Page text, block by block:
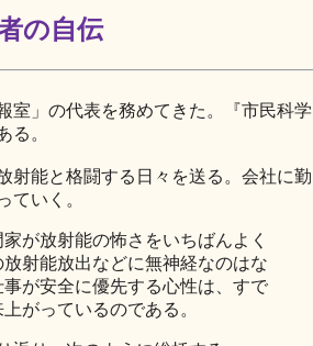
の自伝
」の代表を務めてきた。『市民科学
る。
能と格闘する日々を送る。会社に勤
ていく。
が放射能の怖さをいちばんよく
射能放出などに無神経なのはな
が安全に優先する心性は、すで
がっているのである。